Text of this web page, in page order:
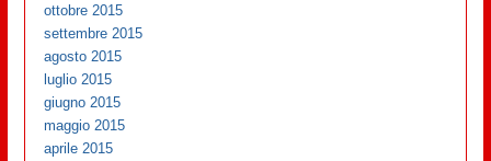
ottobre 2015
settembre 2015
agosto 2015
luglio 2015
giugno 2015
maggio 2015
aprile 2015